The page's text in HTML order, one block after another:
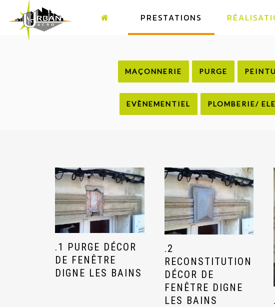
PRESTATIONS
MAÇONNERIE PURGE
EVÈNEMENTIEL PLOMBERIE/
.1 PURGE DÉCOR
DE FENÊTRE
DIGNE LES BAINS
.2
RECONSTITUTION
DÉCOR DE
FENÊTRE DIGNE
LES BAINS